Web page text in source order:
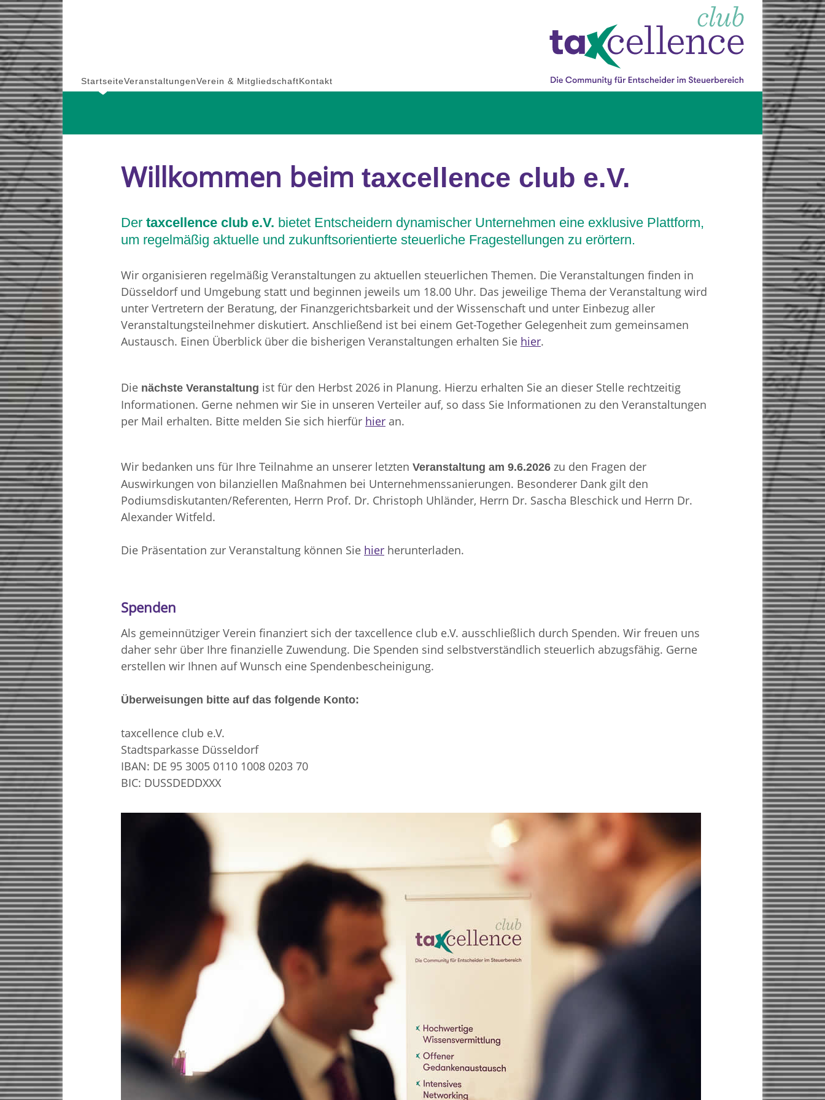
Skip
to
content
StartseiteVeranstaltungenVerein & MitgliedschaftKontakt
Willkommen beim taxcellence club e.V.
Der taxcellence club e.V. bietet Entscheidern dynamischer Unternehmen eine exklusive Plattform,
um regelmäßig aktuelle und zukunftsorientierte steuerliche Fragestellungen zu erörtern.
Wir organisieren regelmäßig Veranstaltungen zu aktuellen steuerlichen Themen. Die Veranstaltungen finden in
Düsseldorf und Umgebung statt und beginnen jeweils um 18.00 Uhr. Das jeweilige Thema der Veranstaltung wird
unter Vertretern der Beratung, der Finanzgerichtsbarkeit und der Wissenschaft und unter Einbezug aller
Veranstaltungsteilnehmer diskutiert. Anschließend ist bei einem Get-Together Gelegenheit zum gemeinsamen
Austausch. Einen Überblick über die bisherigen Veranstaltungen erhalten Sie hier.
Die nächste Veranstaltung ist für den Herbst 2026 in Planung. Hierzu erhalten Sie an dieser Stelle rechtzeitig
Informationen. Gerne nehmen wir Sie in unseren Verteiler auf, so dass Sie Informationen zu den Veranstaltungen
per Mail erhalten. Bitte melden Sie sich hierfür hier an.
Wir bedanken uns für Ihre Teilnahme an unserer letzten Veranstaltung am 9.6.2026 zu den Fragen der
Auswirkungen von bilanziellen Maßnahmen bei Unternehmenssanierungen. Besonderer Dank gilt den
Podiumsdiskutanten/Referenten, Herrn Prof. Dr. Christoph Uhländer, Herrn Dr. Sascha Bleschick und Herrn Dr.
Alexander Witfeld.
Die Präsentation zur Veranstaltung können Sie hier herunterladen.
Spenden
Als gemeinnütziger Verein finanziert sich der taxcellence club e.V. ausschließlich durch Spenden. Wir freuen uns
daher sehr über Ihre finanzielle Zuwendung. Die Spenden sind selbstverständlich steuerlich abzugsfähig. Gerne
erstellen wir Ihnen auf Wunsch eine Spendenbescheinigung.
Überweisungen bitte auf das folgende Konto:
taxcellence club e.V.
Stadtsparkasse Düsseldorf
IBAN: DE 95 3005 0110 1008 0203 70
BIC: DUSSDEDDXXX